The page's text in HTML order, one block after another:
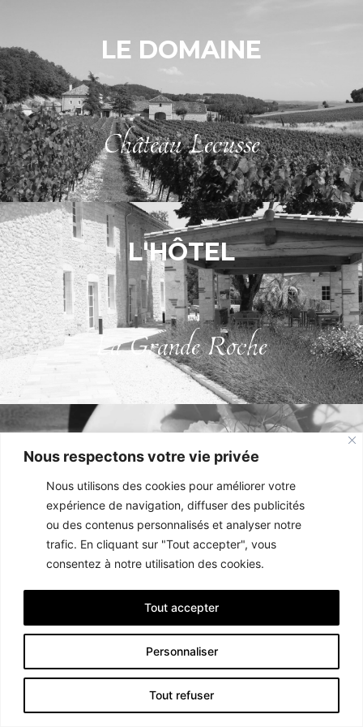
Nous respectons votre vie privée
Nous utilisons des cookies pour améliorer votre
expérience de navigation, diffuser des publicités
ou des contenus personnalisés et analyser notre
trafic. En cliquant sur "Tout accepter", vous
consentez à notre utilisation des cookies.
Personnaliser
Tout refuser
Tout accepter
LE DOMAINE
Château Lecusse
L'HÔTEL
La Grande Roche
RESTAURANT
La Grande Roche